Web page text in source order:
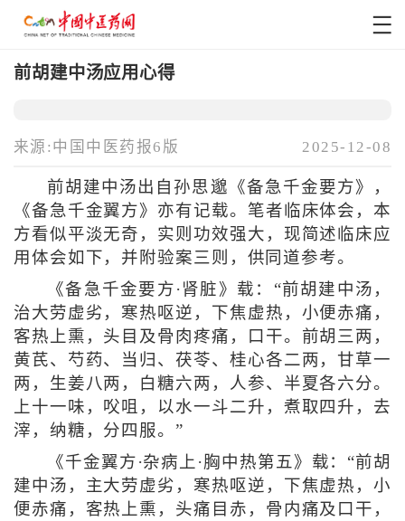
前胡建中汤应用心得
来源:中国中医药报6版 2025-12-08
前胡建中汤出自孙思邈《备急千金要方》，
《备急千金翼方》亦有记载。笔者临床体会，本
方看似平淡无奇，实则功效强大，现简述临床应
用体会如下，并附验案三则，供同道参考。
《备急千金要方·肾脏》载：“前胡建中汤，
治大劳虚劣，寒热呕逆，下焦虚热，小便赤痛，
客热上熏，头目及骨肉疼痛，口干。前胡三两，
黄芪、芍药、当归、茯苓、桂心各二两，甘草一
两，生姜八两，白糖六两，人参、半夏各六分。
上十一味，㕮咀，以水一斗二升，煮取四升，去
滓，纳糖，分四服。”
《千金翼方·杂病上·胸中热第五》载：“前胡
建中汤，主大劳虚劣，寒热呕逆，下焦虚热，小
便赤痛，客热上熏，头痛目赤，骨内痛及口干，